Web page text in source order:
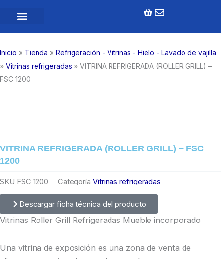
contenido
Inicio » Tienda » Refrigeración - Vitrinas - Hielo - Lavado de vajilla
» Vitrinas refrigeradas » VITRINA REFRIGERADA (ROLLER GRILL) –
FSC 1200
VITRINA REFRIGERADA (ROLLER GRILL) – FSC
1200
SKU FSC 1200 Categoría Vitrinas refrigeradas
Descargar ficha técnica del producto
Vitrinas Roller Grill Refrigeradas Mueble incorporado
Una vitrina de exposición es una zona de venta de